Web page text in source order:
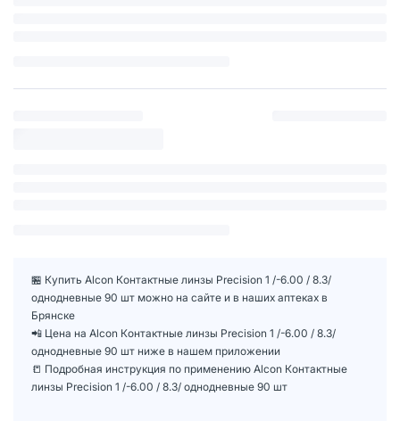
🏪 Купить Alcon Контактные линзы Precision 1 /-6.00 / 8.3/
однодневные 90 шт можно на сайте и в наших аптеках в
Брянске
📲 Цена на Alcon Контактные линзы Precision 1 /-6.00 / 8.3/
однодневные 90 шт ниже в нашем приложении
📒 Подробная инструкция по применению Alcon Контактные
линзы Precision 1 /-6.00 / 8.3/ однодневные 90 шт